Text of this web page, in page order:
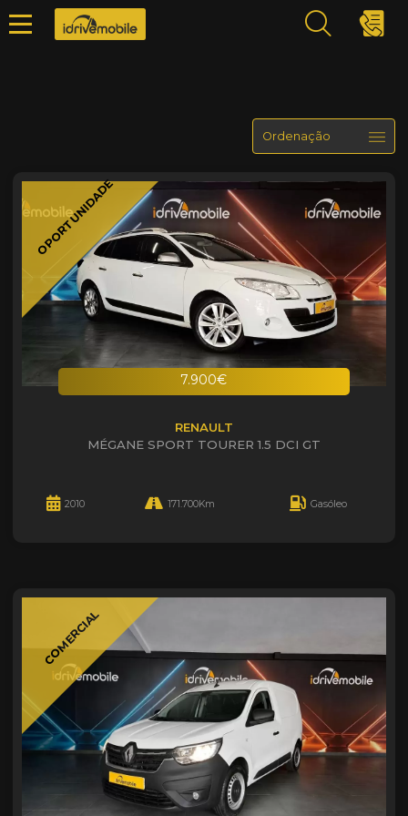
OPORTUNIDADE
7.900€
RENAULT
MÉGANE SPORT TOURER 1.5 DCI GT
2010 171.700Km Gasóleo
COMERCIAL